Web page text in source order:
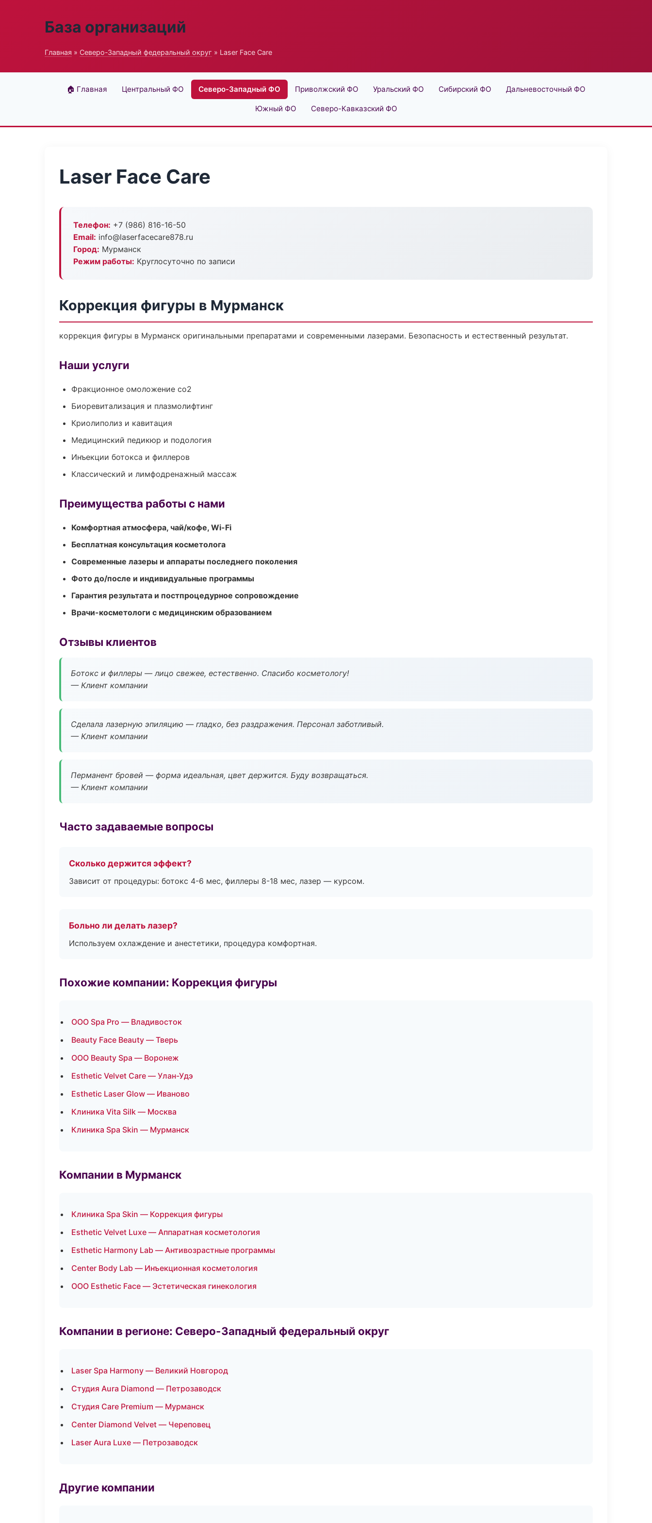
База организаций
Главная » Северо-Западный федеральный округ » Laser Face Care
🏠 Главная Центральный ФО Северо-Западный ФО Приволжский ФО Уральский ФО Сибирский ФО Дальневосточный ФО
Южный ФО Северо-Кавказский ФО
Laser Face Care
Телефон: +7 (986) 816-16-50
Email: info@laserfacecare878.ru
Город: Мурманск
Режим работы: Круглосуточно по записи
Коррекция фигуры в Мурманск
коррекция фигуры в Мурманск оригинальными препаратами и современными лазерами. Безопасность и естественный результат.
Наши услуги
Фракционное омоложение co2
Биоревитализация и плазмолифтинг
Криолиполиз и кавитация
Медицинский педикюр и подология
Инъекции ботокса и филлеров
Классический и лимфодренажный массаж
Преимущества работы с нами
Комфортная атмосфера, чай/кофе, Wi-Fi
Бесплатная консультация косметолога
Современные лазеры и аппараты последнего поколения
Фото до/после и индивидуальные программы
Гарантия результата и постпроцедурное сопровождение
Врачи-косметологи с медицинским образованием
Отзывы клиентов
Ботокс и филлеры — лицо свежее, естественно. Спасибо косметологу!
— Клиент компании
Сделала лазерную эпиляцию — гладко, без раздражения. Персонал заботливый.
— Клиент компании
Перманент бровей — форма идеальная, цвет держится. Буду возвращаться.
— Клиент компании
Часто задаваемые вопросы
Сколько держится эффект?
Зависит от процедуры: ботокс 4-6 мес, филлеры 8-18 мес, лазер — курсом.
Больно ли делать лазер?
Используем охлаждение и анестетики, процедура комфортная.
Похожие компании: Коррекция фигуры
ООО Spa Pro — Владивосток
Beauty Face Beauty — Тверь
ООО Beauty Spa — Воронеж
Esthetic Velvet Care — Улан-Удэ
Esthetic Laser Glow — Иваново
Клиника Vita Silk — Москва
Клиника Spa Skin — Мурманск
Компании в Мурманск
Клиника Spa Skin — Коррекция фигуры
Esthetic Velvet Luxe — Аппаратная косметология
Esthetic Harmony Lab — Антивозрастные программы
Center Body Lab — Инъекционная косметология
ООО Esthetic Face — Эстетическая гинекология
Компании в регионе: Северо-Западный федеральный округ
Laser Spa Harmony — Великий Новгород
Студия Aura Diamond — Петрозаводск
Студия Care Premium — Мурманск
Center Diamond Velvet — Череповец
Laser Aura Luxe — Петрозаводск
Другие компании